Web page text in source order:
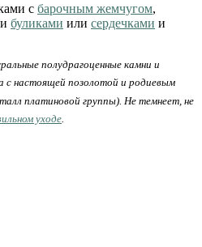
с барочным жемчугом,
буликами или сердечками и
полудрагоценные камни и
с настоящей позолотой и родиевым
платиновой группы). Не темнеет, не
уходе